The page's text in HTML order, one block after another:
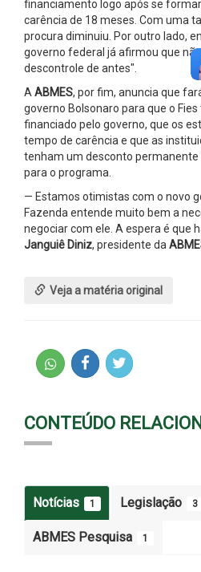
financiamento logo após se
carência de 18 meses. Com uma
procura diminuiu. Por outro lado,
governo federal já afirmou que
descontrole de antes".
A ABMES, por fim, anuncia que
governo Bolsonaro para que o
financiado pelo governo, que os
tempo de carência e que as
tenham um desconto permanente
para o programa.
— Estamos otimistas com o novo
Fazenda entende muito bem a
negociar com ele. A espera é que
Janguiê Diniz, presidente da
Veja a matéria original
CONTEÚDO
Notícias 1 Legislação 3
ABMES Pesquisa 1